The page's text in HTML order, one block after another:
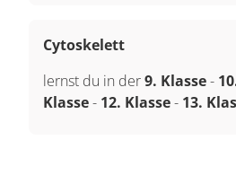
Cytoskelett
lernst du in der9. Klasse-
Klasse- 12. Klasse- 13.